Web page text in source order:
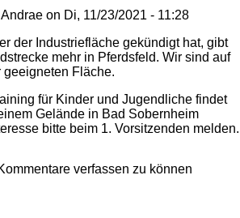
on Di, 11/23/2021 - 11:28
der Industriefläche gekündigt hat, gibt
mehr in Pferdsfeld. Wir sind auf
Fläche.
für Kinder und Jugendliche findet
Gelände in Bad Sobernheim
bitte beim 1. Vorsitzenden melden.
verfassen zu können